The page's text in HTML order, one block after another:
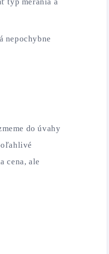
nepochybne
do úvahy
cena, ale